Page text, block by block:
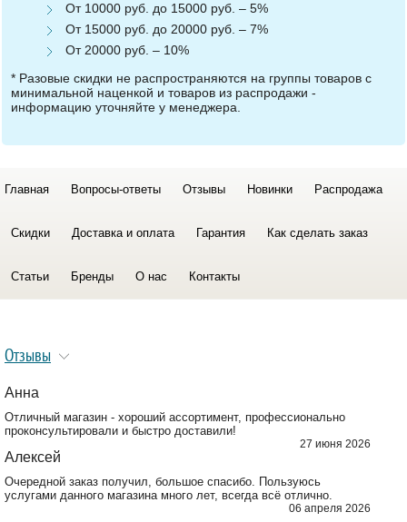
От 10000 руб. до 15000 руб. – 5%
От 15000 руб. до 20000 руб. – 7%
От 20000 руб. – 10%
* Разовые скидки не распространяются на группы товаров с
минимальной наценкой и товаров из распродажи -
информацию уточняйте у менеджера.
Главная Вопросы-ответы Отзывы Новинки Распродажа
Скидки Доставка и оплата Гарантия Как сделать заказ
Статьи Бренды О нас Контакты
Отзывы
Анна
Отличный магазин - хороший ассортимент, профессионально
проконсультировали и быстро доставили!
27 июня 2026
Алексей
Очередной заказ получил, большое спасибо. Пользуюсь
услугами данного магазина много лет, всегда всё отлично.
06 апреля 2026